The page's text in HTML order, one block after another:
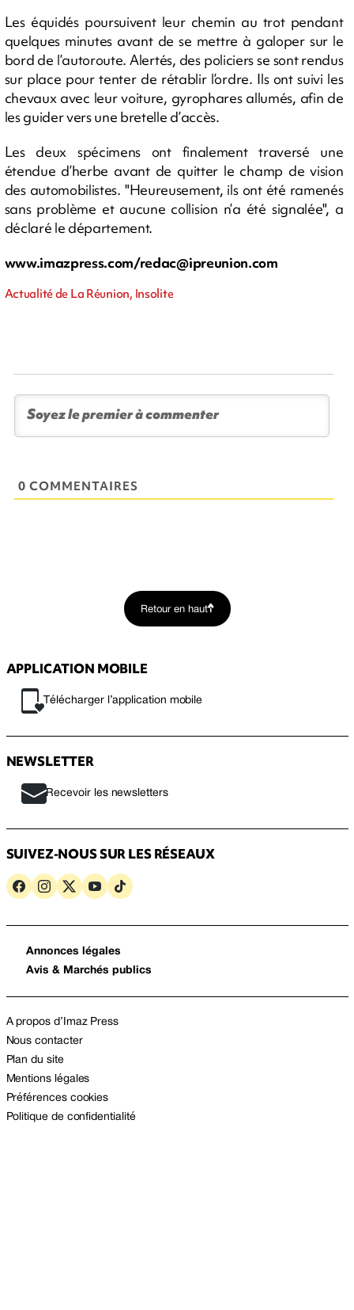
Les équidés poursuivent leur chemin au trot pendant
quelques minutes avant de se mettre à galoper sur le
bord de l’autoroute. Alertés, des policiers se sont rendus
sur place pour tenter de rétablir l’ordre. Ils ont suivi les
chevaux avec leur voiture, gyrophares allumés, afin de
les guider vers une bretelle d’accès.
Les deux spécimens ont finalement traversé une
étendue d’herbe avant de quitter le champ de vision
des automobilistes. "Heureusement, ils ont été ramenés
sans problème et aucune collision n’a été signalée", a
déclaré le département.
www.imazpress.com/redac@ipreunion.com
Actualité de La Réunion, Insolite
0 COMMENTAIRES
Retour en haut
APPLICATION MOBILE
Télécharger l’application mobile
NEWSLETTER
Recevoir les newsletters
SUIVEZ-NOUS SUR LES RÉSEAUX
Annonces légales
Avis & Marchés publics
A propos d’Imaz Press
Nous contacter
Plan du site
Mentions légales
Préférences cookies
Politique de confidentialité